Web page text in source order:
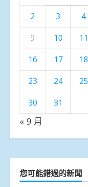
2
3 4
9
10 11
16
17 18
23
24 25
30
31
« 9 月
您可能錯過的新聞